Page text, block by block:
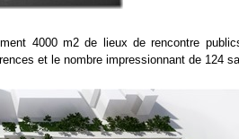
4000 m2 de lieux de rencontre
et le nombre impressionnant de 124